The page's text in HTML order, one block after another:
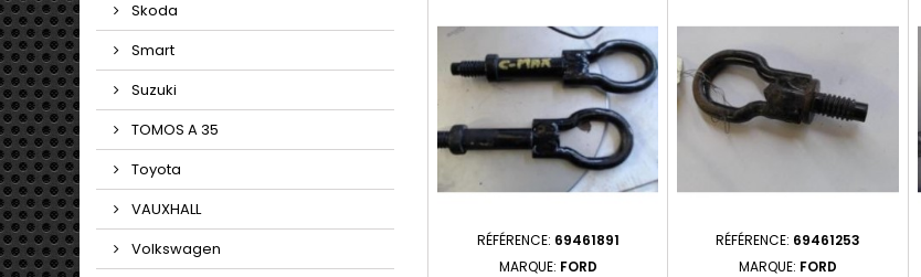
Skoda
Smart
Suzuki
TOMOS A 35
Toyota
VAUXHALL
Volkswagen
RÉFÉRENCE: 69461891
MARQUE: FORD
RÉFÉRENCE: 69461253
MARQUE: FORD